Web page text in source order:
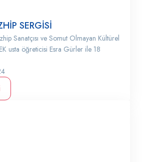
SERGİSİ
Sanatçısı ve Somut Olmayan Kültürel
usta öğreticisi Esra Gürler ile 18